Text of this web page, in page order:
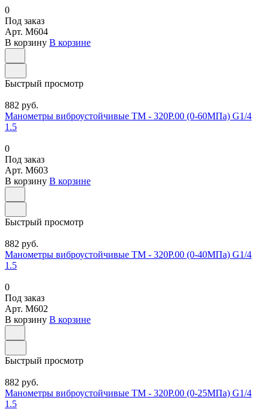
0
Под заказ
Арт. M604
В корзину В корзине
Быстрый просмотр
882 руб.
Манометры виброустойчивые ТМ - 320Р.00 (0-60МПа) G1/4
1.5
0
Под заказ
Арт. M603
В корзину В корзине
Быстрый просмотр
882 руб.
Манометры виброустойчивые ТМ - 320Р.00 (0-40МПа) G1/4
1.5
0
Под заказ
Арт. M602
В корзину В корзине
Быстрый просмотр
882 руб.
Манометры виброустойчивые ТМ - 320Р.00 (0-25МПа) G1/4
1.5